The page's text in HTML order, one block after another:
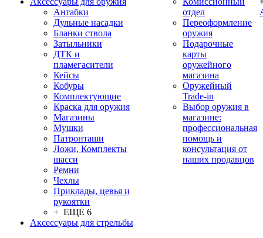
Антабки
Дульные насадки
Бланки ствола
Затыльники
ДТК и
пламегасители
Кейсы
Кобуры
Комплектующие
Краска для оружия
Магазины
Мушки
Патронташи
Ложи, Комплекты
шасси
Ремни
Чехлы
Приклады, цевья и
рукоятки
+ ЕЩЕ 6
Аксессуары для стрельбы
отдел
Переоформление
оружия
Подарочные
карты
оружейного
магазина
Оружейный
Trade-in
Выбор оружия в
магазине:
профессиональная
помощь и
консультация от
наших продавцов